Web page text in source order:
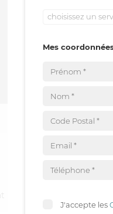
choisissez un
Mes
J'accepte les